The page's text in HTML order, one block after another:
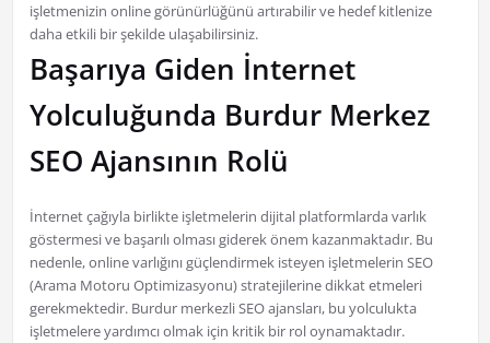
işletmenizin online görünürlüğünü artırabilir ve hedef kitlenize
daha etkili bir şekilde ulaşabilirsiniz.
Başarıya Giden İnternet
Yolculuğunda Burdur Merkez
SEO Ajansının Rolü
İnternet çağıyla birlikte işletmelerin dijital platformlarda varlık
göstermesi ve başarılı olması giderek önem kazanmaktadır. Bu
nedenle, online varlığını güçlendirmek isteyen işletmelerin SEO
(Arama Motoru Optimizasyonu) stratejilerine dikkat etmeleri
gerekmektedir. Burdur merkezli SEO ajansları, bu yolculukta
işletmelere yardımcı olmak için kritik bir rol oynamaktadır.